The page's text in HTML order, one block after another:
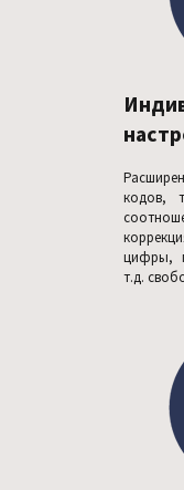
кодов,
цифры,
т.д.